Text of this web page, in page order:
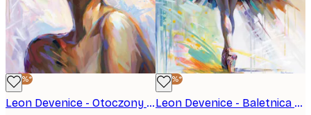
-40%*
Leon Devenice - Otoczony miłością Plakat
-40%*
Leon Devenice - Baletnica Preludium Plakat